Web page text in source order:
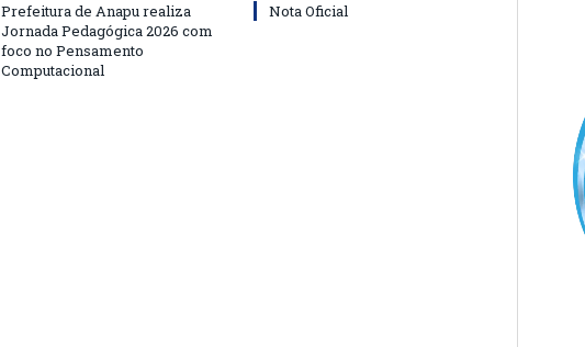
Prefeitura de Anapu realiza
Jornada Pedagógica 2026 com
foco no Pensamento
Computacional
Nota Oficial